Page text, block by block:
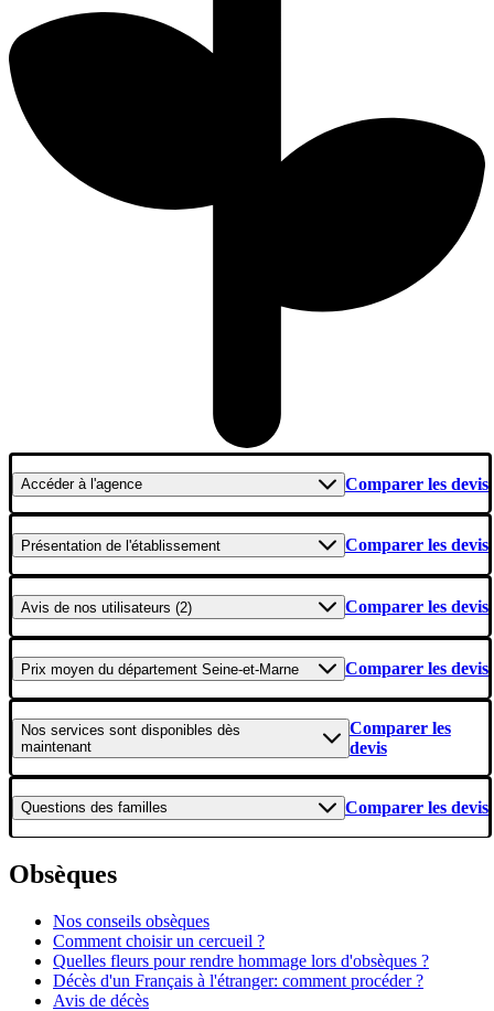
Accéderà l'agence Comparer les devis
Présentation de l'établissement Comparer les devis
Avis de nos utilisateurs (2) Comparer les devis
Prix moyen du département Seine-et-Marne Comparer les devis
Nos services sont disponibles dès
maintenant
Comparer les
devis
Questions des familles Comparer les devis
Obsèques
Nos conseils obsèques
Comment choisir un cercueil ?
Quelles fleurs pour rendre hommage lors d'obsèques ?
Décès d'un Français à l'étranger: comment procéder ?
Avis de décès